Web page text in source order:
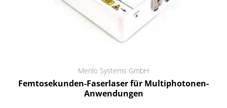
Menlo Systems GmbH
Femtosekunden-Faserlaser für Multiphotonen-
Anwendungen